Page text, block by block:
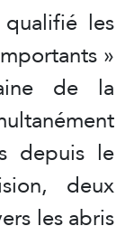
les
»
de la
depuis le
deux
les abris